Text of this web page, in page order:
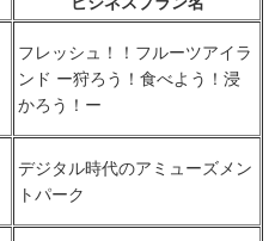
フレッシュ！！フルーツアイラ
ンド ー狩ろう！食べよう！浸
かろう！ー
デジタル時代のアミューズメン
トパーク